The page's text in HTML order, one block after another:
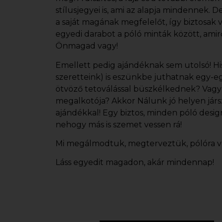
stílusjegyei is, ami az alapja mindennek.
a saját magának megfelelőt, így biztosak
egyedi darabot a póló minták között,
Önmagad vagy!
Emellett pedig ajándéknak sem utolsó!
szeretteink) is eszünkbe juthatnak egy-
ötvöző tetoválással büszkélkednek?
megalkotója? Akkor Nálunk jó helyen
ajándékkal! Egy biztos, minden póló
nehogy más is szemet vessen rá!
Mi megálmodtuk, megterveztük, pólóra
Láss egyedit magadon, akár mindennap!